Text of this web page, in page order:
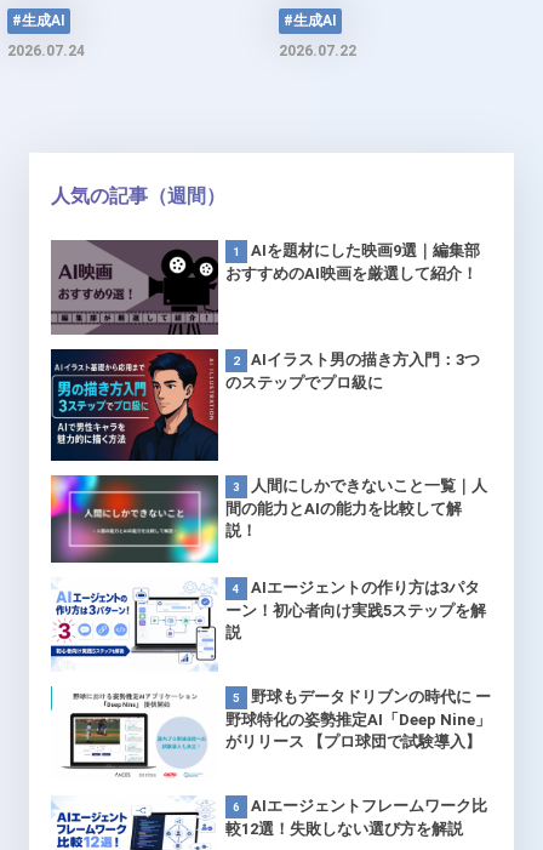
#生成AI
2026.07.24
#生成AI
2026.07.22
人気の記事（週間）
AIを題材にした映画9選｜編集部
おすすめのAI映画を厳選して紹介！
AIイラスト男の描き方入門：3つ
のステップでプロ級に
人間にしかできないこと一覧｜人
間の能力とAIの能力を比較して解
説！
AIエージェントの作り方は3パタ
ーン！初心者向け実践5ステップを解
説
野球もデータドリブンの時代に ー
野球特化の姿勢推定AI「Deep Nine」
がリリース 【プロ球団で試験導入】
AIエージェントフレームワーク比
較12選！失敗しない選び方を解説